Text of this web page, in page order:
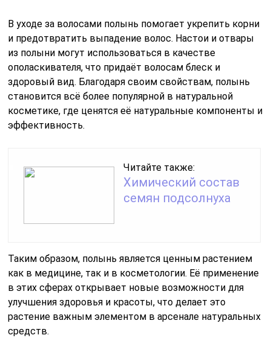
В уходе за волосами полынь помогает укрепить корни
и предотвратить выпадение волос. Настои и отвары
из полыни могут использоваться в качестве
ополаскивателя, что придаёт волосам блеск и
здоровый вид. Благодаря своим свойствам, полынь
становится всё более популярной в натуральной
косметике, где ценятся её натуральные компоненты и
эффективность.
Читайте также:
Химический состав
семян подсолнуха
Таким образом, полынь является ценным растением
как в медицине, так и в косметологии. Её применение
в этих сферах открывает новые возможности для
улучшения здоровья и красоты, что делает это
растение важным элементом в арсенале натуральных
средств.